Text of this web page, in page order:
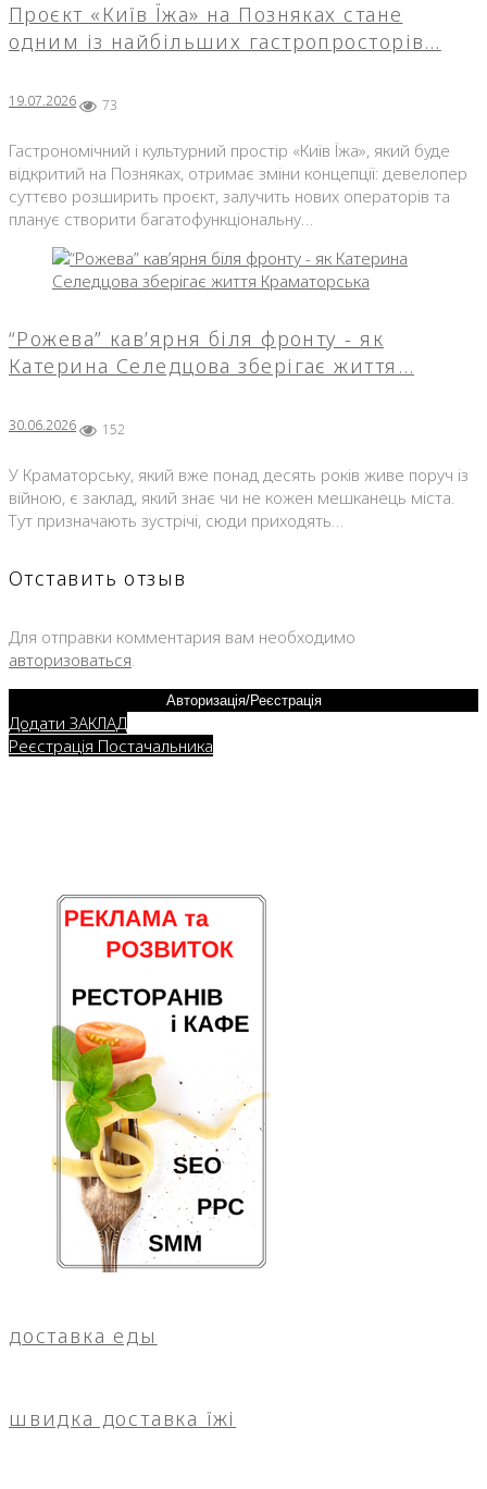
Проєкт «Київ Їжа» на Позняках стане
одним із найбільших гастропросторів…
19.07.2026 73
Гастрономічний і культурний простір «Київ Їжа», який буде
відкритий на Позняках, отримає зміни концепції: девелопер
суттєво розширить проєкт, залучить нових операторів та
планує створити багатофункціональну…
“Рожева” кав’ярня біля фронту - як
Катерина Селедцова зберігає життя…
30.06.2026 152
У Краматорську, який вже понад десять років живе поруч із
війною, є заклад, який знає чи не кожен мешканець міста.
Тут призначають зустрічі, сюди приходять…
Отставить отзыв
Для отправки комментария вам необходимо
авторизоваться
Авторизація/Реєстрація
Додати ЗАКЛАД
Реєстрація Постачальника
доставка еды
швидка доставка їжі